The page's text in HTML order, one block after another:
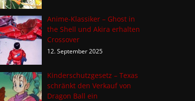
Anime-Klassiker – Ghost in
the Shell und Akira erhalten
Crossover
12. September 2025
Kinderschutzgesetz – Texas
schränkt den Verkauf von
Dragon Ball ein